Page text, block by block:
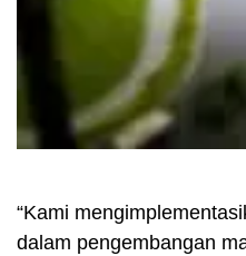
“Kami
dalam pengembangan